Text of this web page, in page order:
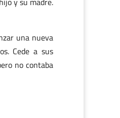
una nueva
Cede a sus
no contaba